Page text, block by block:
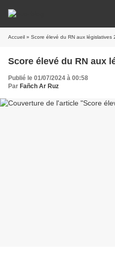
Accueil » Score élevé du RN aux législatives
Score élevé du RN aux
Publié le 01/07/2024 à 00:58
Par Fañch Ar Ruz